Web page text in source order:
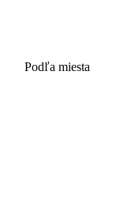
Podľa miesta